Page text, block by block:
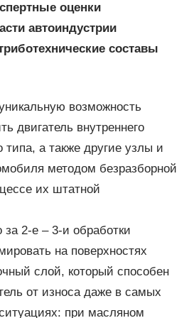
оценки
автоиндустрии
составы
возможность
двигатель внутреннего
типа, а также другие узлы и
методом безразборной
их штатной
за 2-е – 3-и обработки
на поверхностях
слой, который способен
от износа даже в самых
при масляном